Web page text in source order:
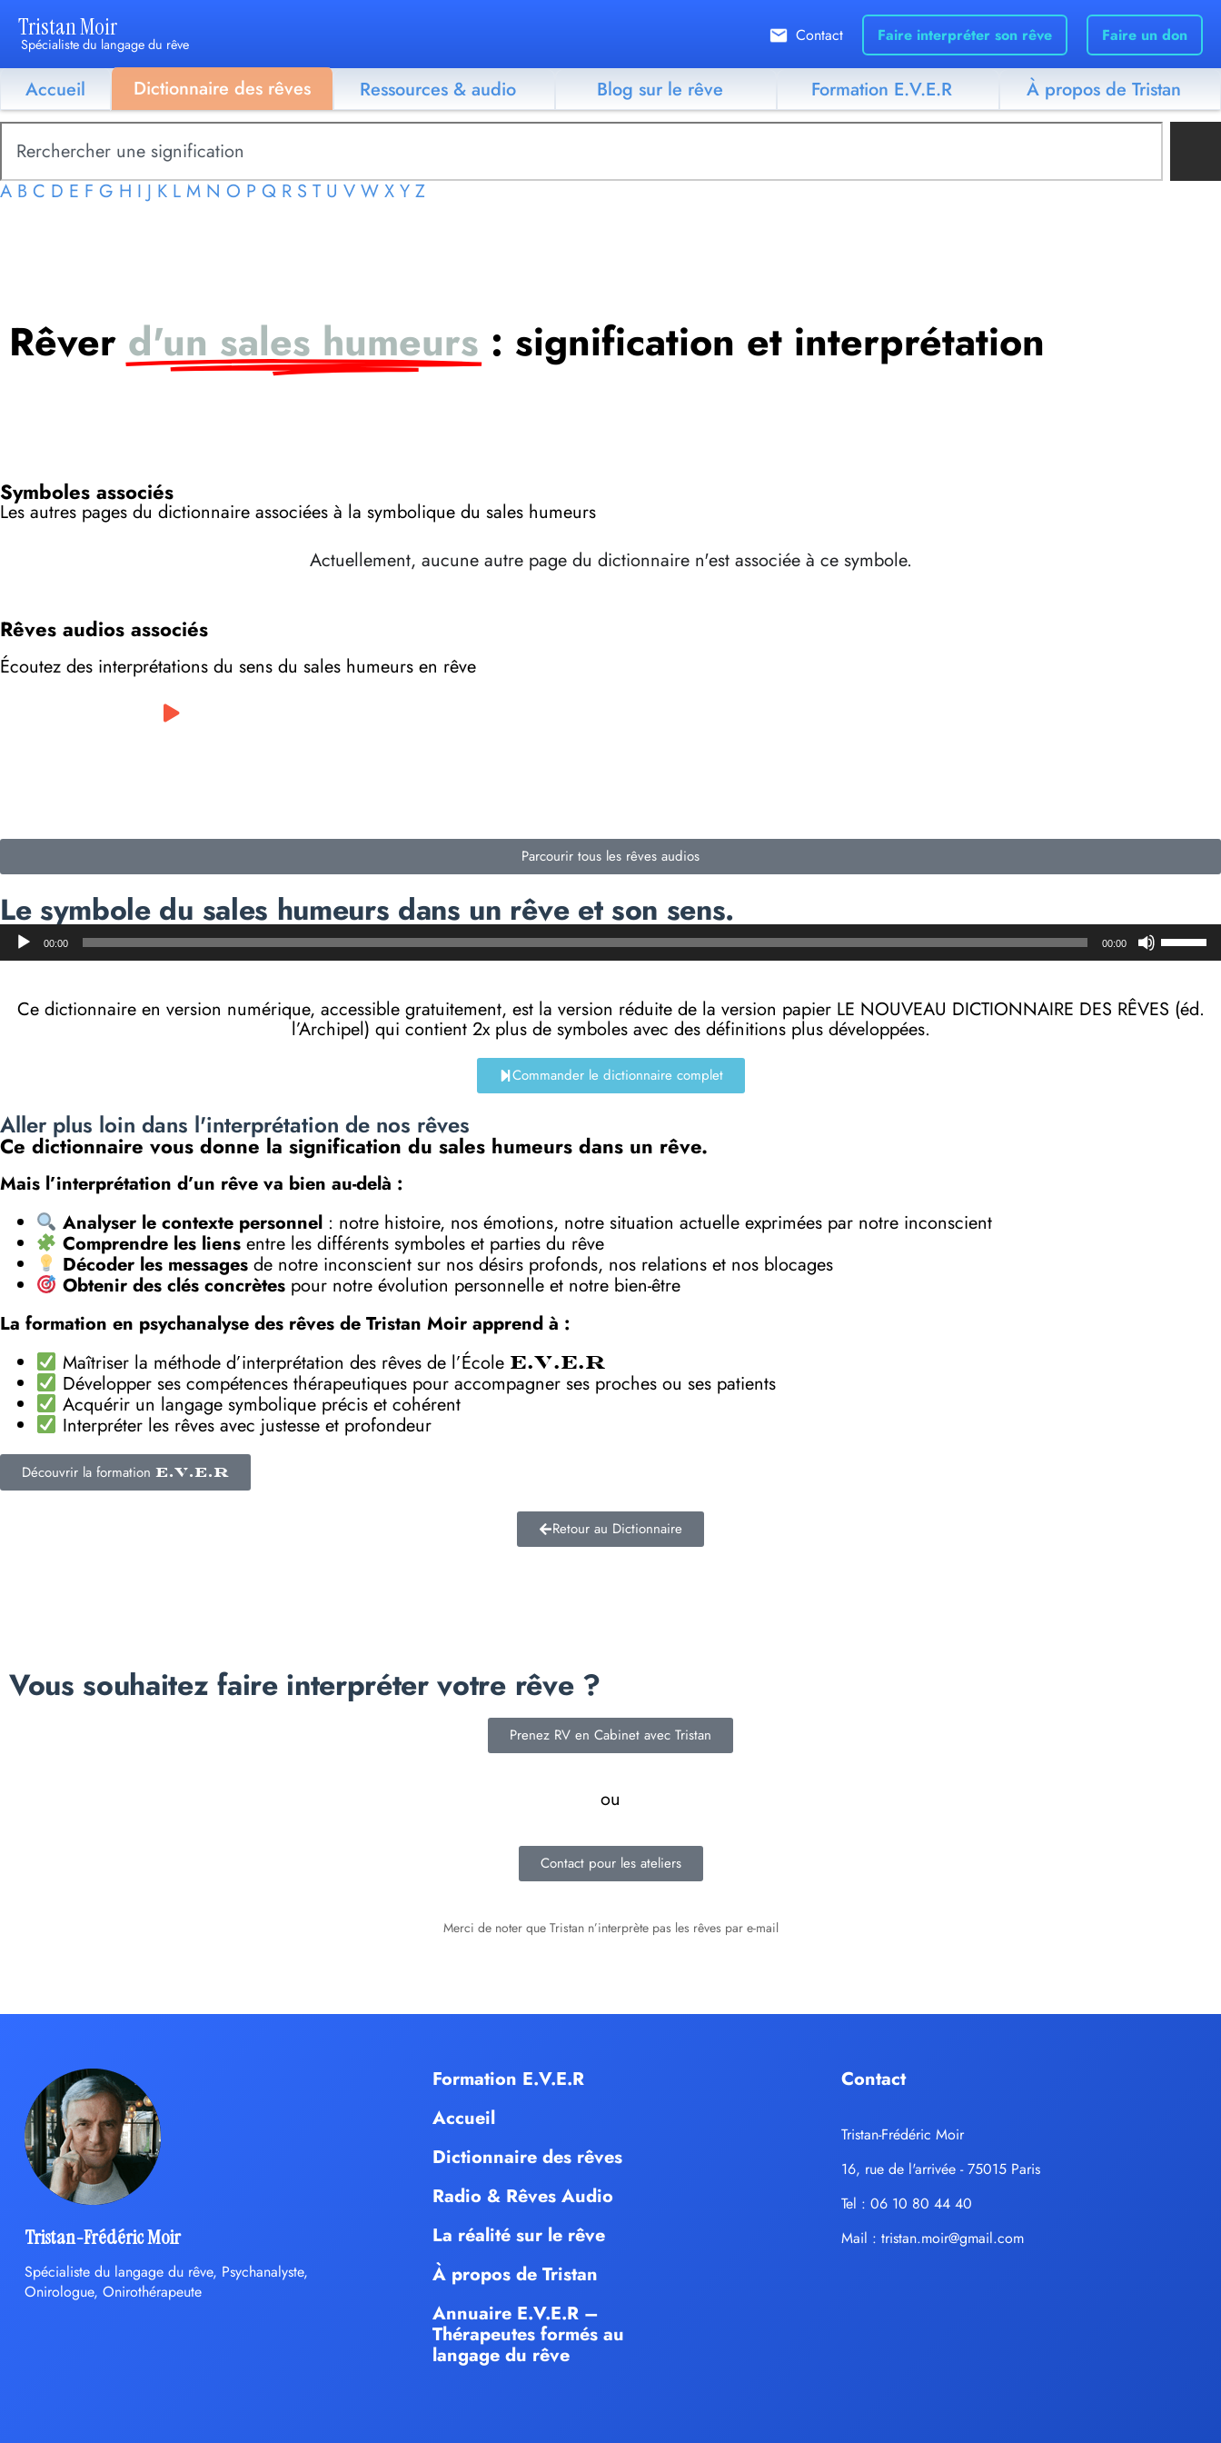
Tristan Moir
Spécialiste du langage du rêve Contact Faire interpréter son rêve Faire un don
Accueil Dictionnaire des rêves Ressources & audio Blog sur le rêve Formation E.V.E.R À propos de Tristan
A B C D E F G H I J K L M N O P Q R S T U V W X Y Z
Rêver d'un sales humeurs : signification et interprétation
Symboles associés
Les autres pages du dictionnaire associées à la symbolique du sales humeurs
Actuellement, aucune autre page du dictionnaire n'est associée à ce symbole.
Rêves audios associés
Écoutez des interprétations du sens du sales humeurs en rêve
Parcourir tous les rêves audios
Le symbole du sales humeurs dans un rêve et son sens.
Lecteur
audio00:00 00:00
haut/
pour
Ce dictionnaire en version numérique, accessible gratuitement, est la version réduite de la version papier LE NOUVEAU DICTIONNAIRE DES RÊVES (éd.
l’Archipel) qui contient 2x plus de symboles avec des définitions plus développées.
Commander le dictionnaire complet
Aller plus loin dans l'interprétation de nos rêves
Ce dictionnaire vous donne la signification du sales humeurs dans un rêve.
Mais l’interprétation d’un rêve va bien au-delà :
Analyser le contexte personnel: notre histoire, nos émotions, notre situation actuelle exprimées par notre inconscient
Comprendre les liensentre les différents symboles et parties du rêve
Décoder les messagesde notre inconscient sur nos désirs profonds, nos relations et nos blocages
Obtenir des clés concrètespour notre évolution personnelle et notre bien-être
La formation en psychanalyse des rêves de Tristan Moir apprend à :
Maîtriser la méthode d’interprétation des rêves de l’École E.V.E.R
Développer ses compétences thérapeutiques pour accompagner ses proches ou ses patients
Acquérir un langage symbolique précis et cohérent
Interpréter les rêves avec justesse et profondeur
Découvrir la formation E.V.E.R
Retour au Dictionnaire
Vous souhaitez faire interpréter votre rêve ?
Prenez RV en Cabinet avec Tristan
ou
Contact pour les ateliers
Merci de noter que Tristan n’interprète pas les rêves par e-mail
Tristan-Frédéric Moir
Spécialiste du langage du rêve, Psychanalyste,
Onirologue, Onirothérapeute
Formation E.V.E.R
Accueil
Dictionnaire des rêves
Radio & Rêves Audio
La réalité sur le rêve
À propos de Tristan
Annuaire E.V.E.R –
Thérapeutes formés au
langage du rêve
Contact
Tristan-Frédéric Moir
16, rue de l'arrivée - 75015 Paris
Tel : 06 10 80 44 40
Mail :tristan.moir@gmail.com